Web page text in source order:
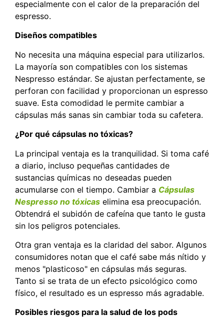
especialmente con el calor de la preparación del
espresso.
Diseños compatibles
No necesita una máquina especial para utilizarlos.
La mayoría son compatibles con los sistemas
Nespresso estándar. Se ajustan perfectamente, se
perforan con facilidad y proporcionan un espresso
suave. Esta comodidad le permite cambiar a
cápsulas más sanas sin cambiar toda su cafetera.
¿Por qué cápsulas no tóxicas?
La principal ventaja es la tranquilidad. Si toma café
a diario, incluso pequeñas cantidades de
sustancias químicas no deseadas pueden
acumularse con el tiempo. Cambiar a Cápsulas
Nespresso no tóxicas elimina esa preocupación.
Obtendrá el subidón de cafeína que tanto le gusta
sin los peligros potenciales.
Otra gran ventaja es la claridad del sabor. Algunos
consumidores notan que el café sabe más nítido y
menos "plasticoso" en cápsulas más seguras.
Tanto si se trata de un efecto psicológico como
físico, el resultado es un espresso más agradable.
Posibles riesgos para la salud de los pods